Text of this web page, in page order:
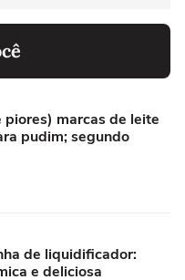
piores) marcas de leite
pudim; segundo
de liquidificador:
e deliciosa